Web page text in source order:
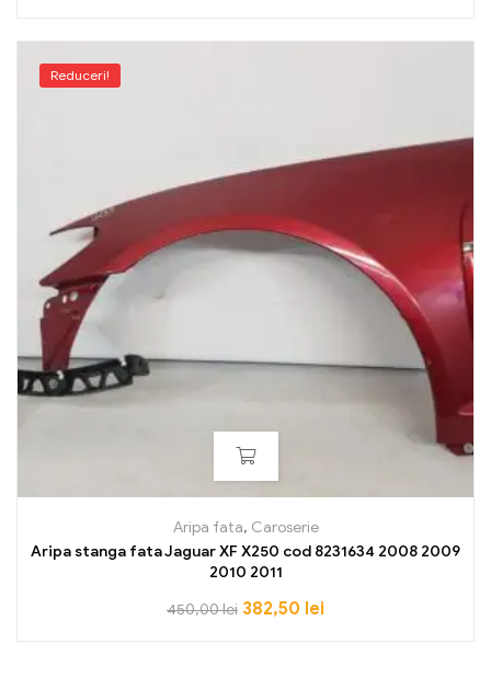
Reduceri!
Aripa fata, Caroserie
Aripa stanga fata Jaguar XF X250 cod 8231634 2008 2009
2010 2011
450,00lei 382,50 lei